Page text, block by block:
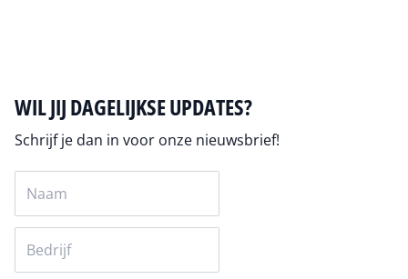
WIL JIJ DAGELIJKSE UPDATES?
Schrijf je dan in voor onze nieuwsbrief!